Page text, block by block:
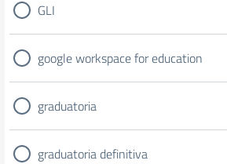
GLI
google workspace for education
graduatoria
graduatoria definitiva